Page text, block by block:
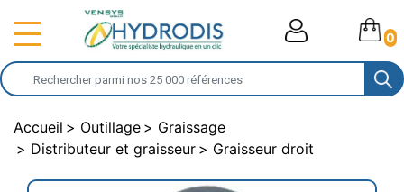
0
Accueil Outillage
Graissage
Distributeur et graisseur
Graisseur droit